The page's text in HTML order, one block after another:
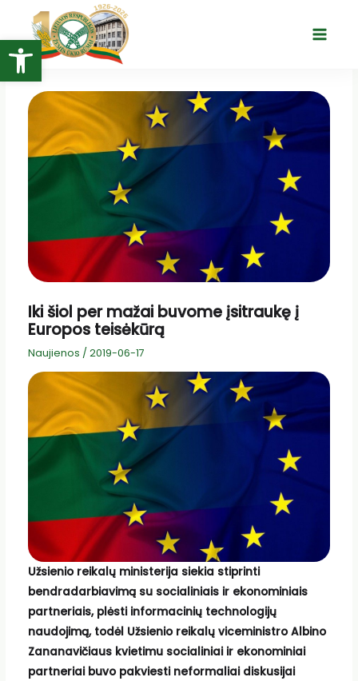
Open toolbar
turinio
Main
Iki šiol per mažai buvome įsitraukę į
Europos teisėkūrą
Naujienos / 2019-06-17
Užsienio reikalų ministerija siekia stiprinti
bendradarbiavimą su socialiniais ir ekonominiais
partneriais, plėsti informacinių technologijų
naudojimą, todėl Užsienio reikalų viceministro Albino
Zananavičiaus kvietimu socialiniai ir ekonominiai
partneriai buvo pakviesti neformaliai diskusijai